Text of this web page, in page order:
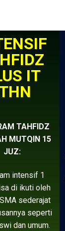
IT
TAHFIDZ
MUTQIN 15
JUZ:
intensif 1
di ikuti oleh
sederajat
seperti
dan umum.